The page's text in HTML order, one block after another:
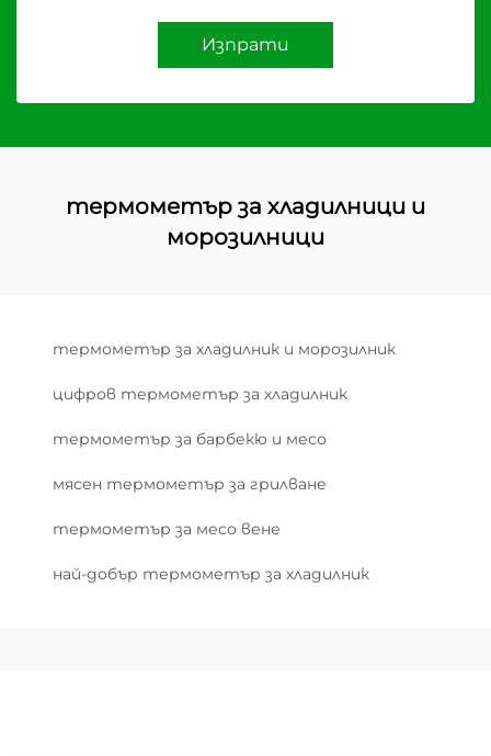
Изпрати
термометър за хладилници и
морозилници
термометър за хладилник и морозилник
цифров термометър за хладилник
термометър за барбекю и месо
мясен термометър за грилване
термометър за месо вене
най-добър термометър за хладилник